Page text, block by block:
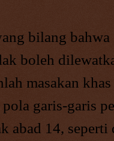
bilang
boleh
masakan
garis-garis
abad 14,